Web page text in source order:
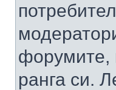
форумите,
ранга си.